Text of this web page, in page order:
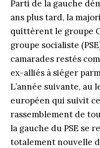
Parti de la gauche
ans plus tard, la
quittèrent le groupe
groupe socialiste
camarades restés
ex-alliés à siéger
L’année suivante, au
européen qui suivit
rassemblement de
la gauche du PSE se
totalement nouvelle